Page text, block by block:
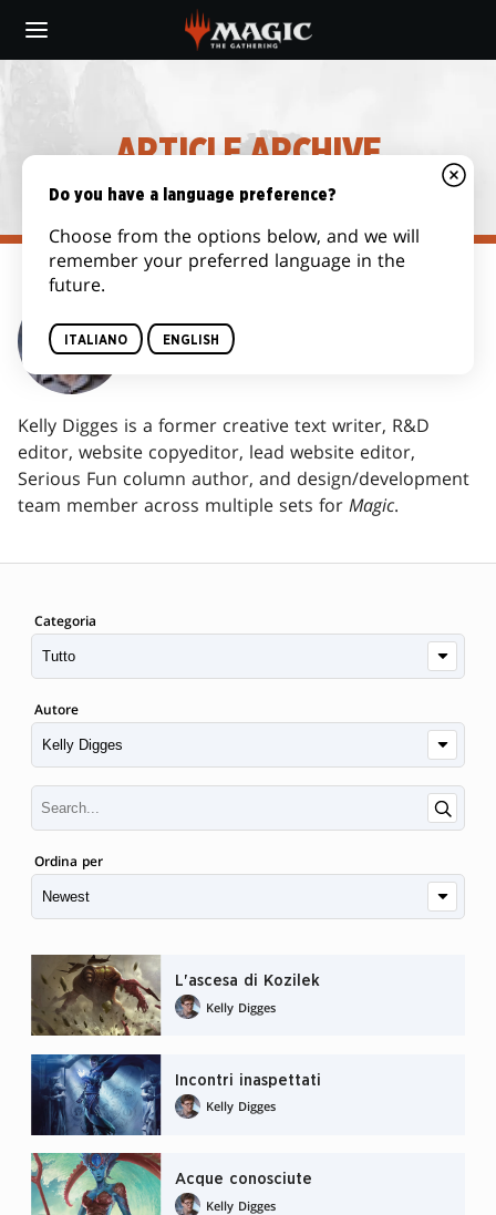
main
ARTICLE ARCHIVE
KELLY DIGGES
Kelly Digges is a former creative text writer, R&D
editor, website copyeditor, lead website editor,
Serious Fun column author, and design/development
team member across multiple sets for Magic.
Categoria
Autore
Ordina per
L'ascesa di Kozilek
Kelly Digges
Incontri inaspettati
Kelly Digges
Acque conosciute
Kelly Digges
Do you have a language preference?
Choose from the options below, and we will
remember your preferred language in the
future.
ITALIANO ENGLISH